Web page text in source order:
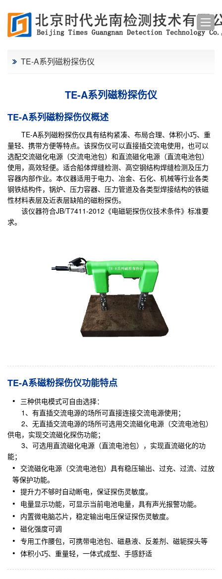
TE-A系列磁粉探伤仪
TE-A系列磁粉探伤仪
TE-A系列磁粉探伤仪概述
TE-A系列磁粉探伤仪具有结构紧凑、布局合理、体积小巧、重
量轻、携带方便等特点。该探伤仪可以直接插交流电使用，也可以
选配交流磁化电源（交流电池包）和直流磁化电源（直流电池包）
使用，高效轻便。适合船体焊缝检测、高空钢结构焊缝检测及压力
容器内部作业。本仪器适用于电力、冶金、石化、机械等行业各类
钢铁结构件，锅炉、压力容器、压力管道及各类型焊接结构的铁磁
性材料表层及近表层缺陷的磁粉探伤。
该仪器符合JB/T7411-2012《电磁轭探伤仪技术条件》标准要
求。
TE-A系磁粉探伤仪功能特点
三种供电模式可自由选择：
1、有直插交流电源的场所可直接连接交流电源使用；
2、无直插交流电源的场所可选用交流磁化电源（交流电池包）
供电，实现交流磁化探伤功能；
3、可选用直流磁化电源（直流电池包），实现直流磁化的功
能；
交流磁化电源（交流电池包）具有稳压输出、过充、过流、过放
等保护功能。
提升力不够时自动断电，保证探伤灵敏度。
电量显示功能，可显示当前电池电量，具有声光报警功能。
内置微电脑芯片，稳定输出电压保证探伤灵敏度。
磁化强度可调
专用工作腰包，可携带电池包、磁悬液、反差剂、磁轭探头等
体积小巧、重量轻，一体式成型、手感舒适